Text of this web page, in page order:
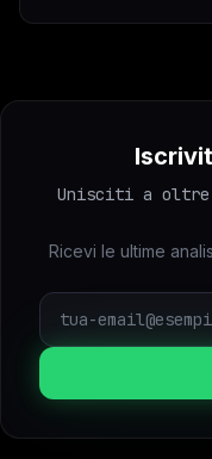
Unisciti a oltre
Ricevi le ultime